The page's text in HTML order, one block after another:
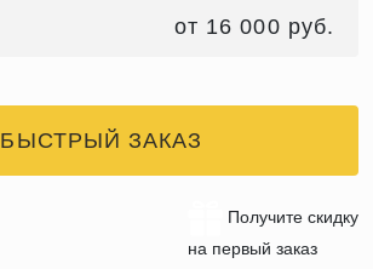
от 16 000 руб.
БЫСТРЫЙ ЗАКАЗ
Получите скидку
на первый заказ